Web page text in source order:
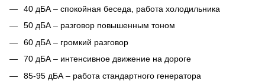
40 дБА – спокойная беседа, работа холодильника
50 дБА – разговор повышенным тоном
60 дБА – громкий разговор
70 дБА – интенсивное движение на дороге
85-95 дБА – работа стандартного генератора